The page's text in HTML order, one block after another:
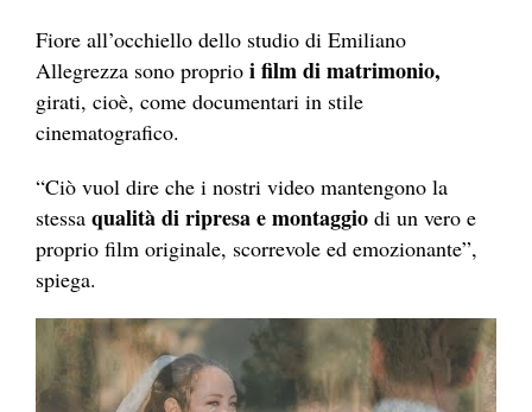
Fiore all’occhiello dello studio di Emiliano
Allegrezza sono proprio i film di matrimonio,
girati, cioè, come documentari in stile
cinematografico.
“Ciò vuol dire che i nostri video mantengono la
stessa qualità di ripresa e montaggio di un vero e
proprio film originale, scorrevole ed emozionante”,
spiega.